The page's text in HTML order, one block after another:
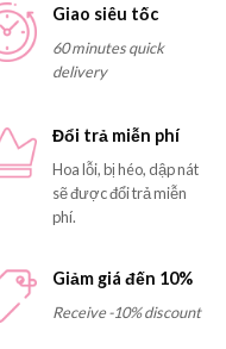
Giao siêu tốc
60 minutes quick
delivery
Đổi trả miễn phí
Hoa lỗi, bị héo, dập nát
sẽ được đổi trả miễn
phí.
Giảm giá đến 10%
Receive -10% discount